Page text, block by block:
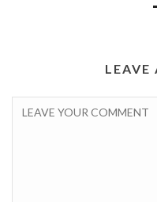
LEAVE